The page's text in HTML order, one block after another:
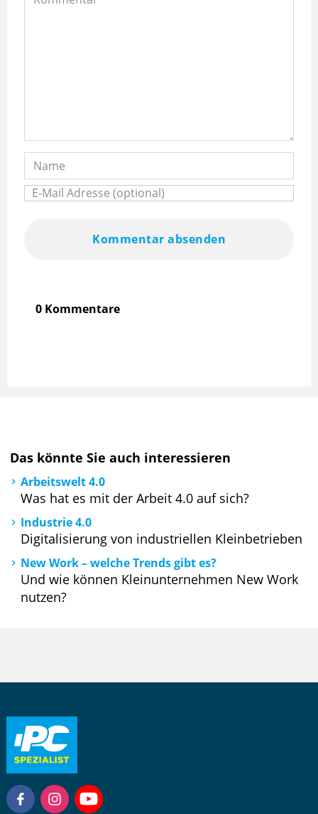
Kommentar absenden
0 Kommentare
Das könnte Sie auch interessieren
Arbeitswelt 4.0
Was hat es mit der Arbeit 4.0 auf sich?
Industrie 4.0
Digitalisierung von industriellen Kleinbetrieben
New Work – welche Trends gibt es?
Und wie können Kleinunternehmen New Work
nutzen?